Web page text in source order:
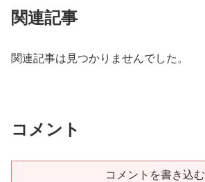
関連記事
関連記事は見つかりませんでした。
コメント
コメントを書き込む